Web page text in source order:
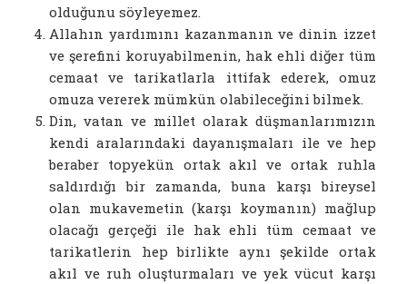
olduğunu söyleyemez.
Allahın yardımını kazanmanın ve dinin izzet
ve şerefini koruyabilmenin, hak ehli diğer tüm
cemaat ve tarikatlarla ittifak ederek, omuz
omuza vererek mümkün olabileceğini bilmek.
Din, vatan ve millet olarak düşmanlarımızın
kendi aralarındaki dayanışmaları ile ve hep
beraber topyekün ortak akıl ve ortak ruhla
saldırdığı bir zamanda, buna karşı bireysel
olan mukavemetin (karşı koymanın) mağlup
olacağı gerçeği ile hak ehli tüm cemaat ve
tarikatlerin hep birlikte aynı şekilde ortak
akıl ve ruh oluşturmaları ve yek vücut karşı